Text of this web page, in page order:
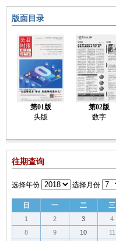
版面目录
第01版
头版
第02版
数字
往期查询
选择年份 选择月份
日 一 二 三
1 2 3 4
8
9 10 11